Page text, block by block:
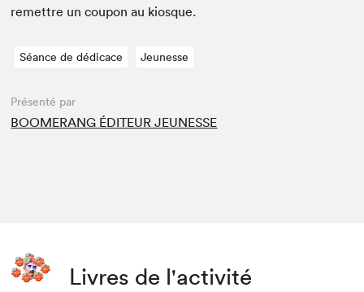
remet­tre un coupon au kiosque.
Séance de dédicace Jeunesse
Présenté par
BOOMERANG ÉDITEUR JEUNESSE
Livres de l'activité